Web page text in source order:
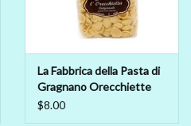
La Fabbrica della Pasta di
Gragnano Orecchiette
$8.00